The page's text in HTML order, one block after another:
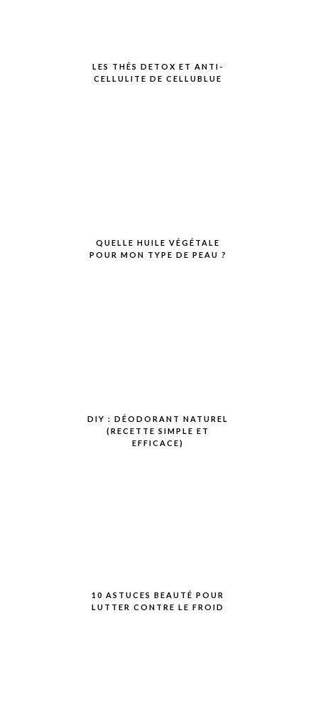
LES THÉS DETOX ET ANTI-
CELLULITE DE CELLUBLUE
QUELLE HUILE VÉGÉTALE
POUR MON TYPE DE PEAU ?
DIY : DÉODORANT NATUREL
(RECETTE SIMPLE ET
EFFICACE)
10 ASTUCES BEAUTÉ POUR
LUTTER CONTRE LE FROID